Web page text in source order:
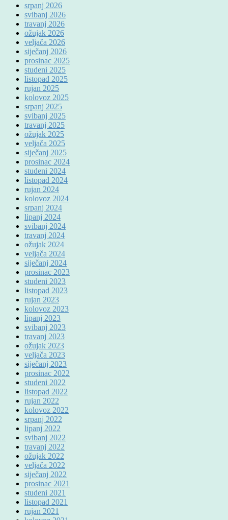
srpanj 2026
svibanj 2026
travanj 2026
ožujak 2026
veljača 2026
siječanj 2026
prosinac 2025
studeni 2025
listopad 2025
rujan 2025
kolovoz 2025
srpanj 2025
svibanj 2025
travanj 2025
ožujak 2025
veljača 2025
siječanj 2025
prosinac 2024
studeni 2024
listopad 2024
rujan 2024
kolovoz 2024
srpanj 2024
lipanj 2024
svibanj 2024
travanj 2024
ožujak 2024
veljača 2024
siječanj 2024
prosinac 2023
studeni 2023
listopad 2023
rujan 2023
kolovoz 2023
lipanj 2023
svibanj 2023
travanj 2023
ožujak 2023
veljača 2023
siječanj 2023
prosinac 2022
studeni 2022
listopad 2022
rujan 2022
kolovoz 2022
srpanj 2022
lipanj 2022
svibanj 2022
travanj 2022
ožujak 2022
veljača 2022
siječanj 2022
prosinac 2021
studeni 2021
listopad 2021
rujan 2021